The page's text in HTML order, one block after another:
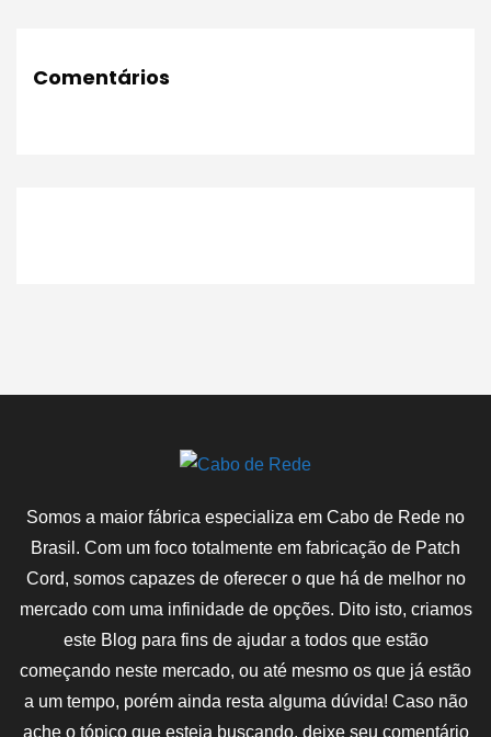
Comentários
Somos a maior fábrica especializa em Cabo de Rede no
Brasil. Com um foco totalmente em fabricação de Patch
Cord, somos capazes de oferecer o que há de melhor no
mercado com uma infinidade de opções. Dito isto, criamos
este Blog para fins de ajudar a todos que estão
começando neste mercado, ou até mesmo os que já estão
a um tempo, porém ainda resta alguma dúvida! Caso não
ache o tópico que esteja buscando, deixe seu comentário